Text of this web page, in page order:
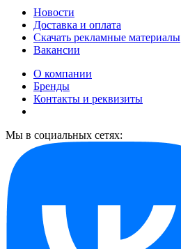
Новости
Доставка и оплата
Скачать рекламные материалы
Вакансии
О компании
Бренды
Контакты и реквизиты
Мы в социальных сетях: